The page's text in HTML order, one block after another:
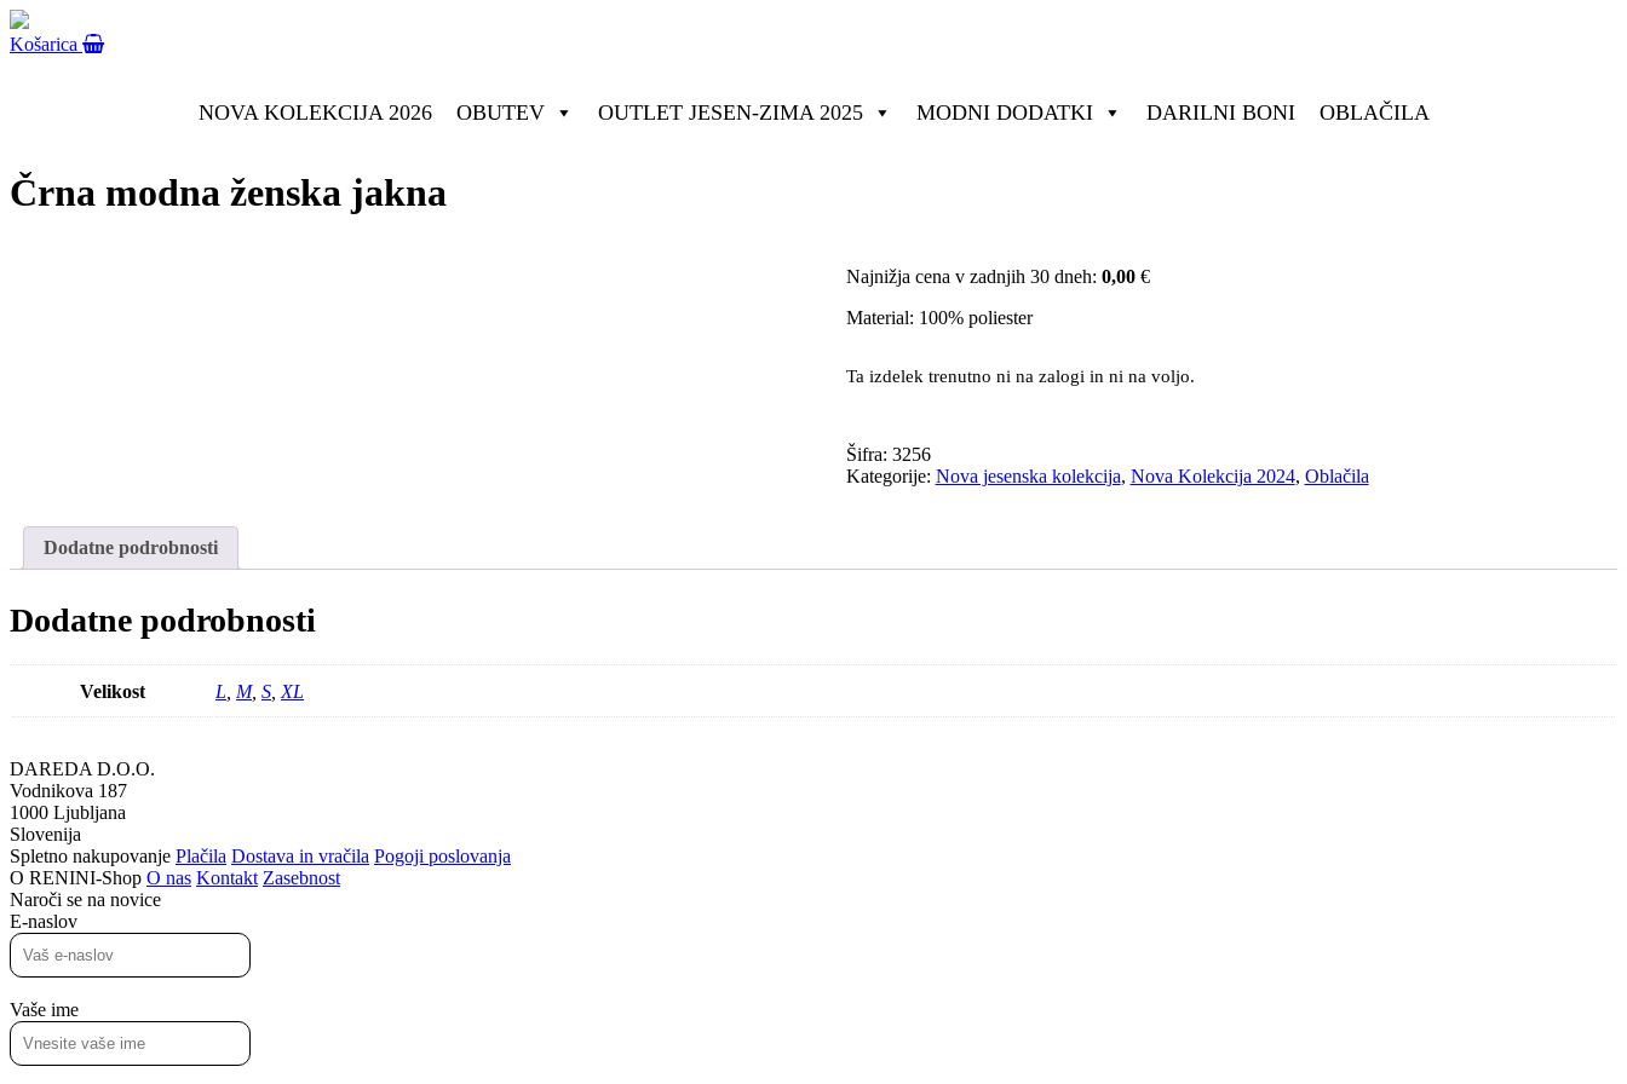
Košarica
NOVA KOLEKCIJA 2026 OBUTEV OUTLET JESEN-ZIMA 2025 MODNI DODATKI DARILNI BONI OBLAČILA
Črna modna ženska jakna
Najnižja cena v zadnjih 30 dneh: 0,00 €
Material: 100% poliester
Ta izdelek trenutno ni na zalogi in ni na voljo.
Šifra: 3256
Kategorije: Nova jesenska kolekcija, Nova Kolekcija 2024, Oblačila
Dodatne podrobnosti
Dodatne podrobnosti
Velikost L M, S XL
DAREDA D.O.O.
Vodnikova 187
1000 Ljubljana
Slovenija
Spletno nakupovanje Plačila Dostava in vračila Pogoji poslovanja
O RENINI-Shop O nas Kontakt Zasebnost
Naroči se na novice
E-naslov
Vaše ime